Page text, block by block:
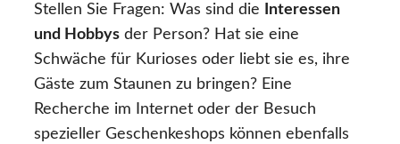
Stellen Sie Fragen: Was sind die
Interessen
und Hobbys der Person? Hat sie eine
Schwäche für Kurioses oder liebt sie es, ihre
Gäste zum Staunen zu bringen? Eine
Recherche im Internet oder der Besuch
spezieller Geschenkeshops können ebenfalls